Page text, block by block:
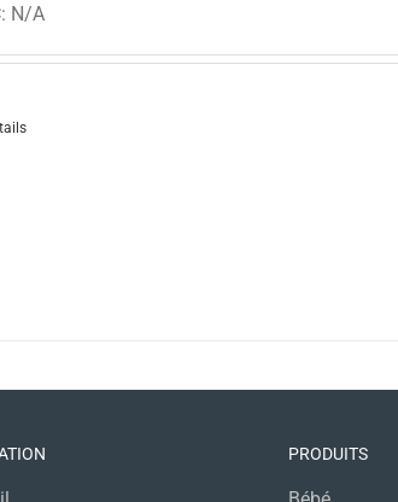
N/A
PRODUITS